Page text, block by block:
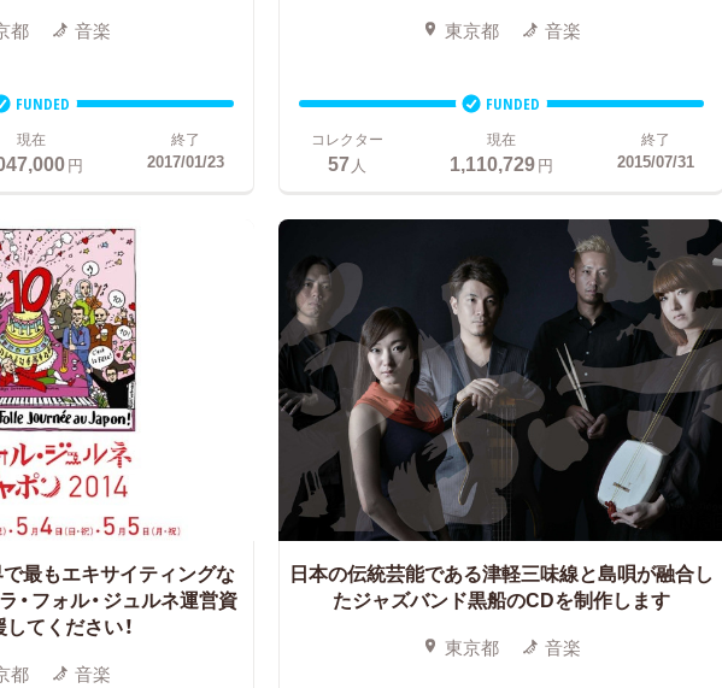
都 音楽
FUNDED
現在
円
終了
2017/01/23
東京都 音楽
FUNDED
コレクター
57人
現在
1,110,729円
終了
2015/07/31
最もエキサイティングな
フォル・ジュルネ運営資
てください！
都 音楽
日本の伝統芸能である津軽三味線と島唄が融合し
たジャズバンド黒船のCDを制作します
東京都 音楽